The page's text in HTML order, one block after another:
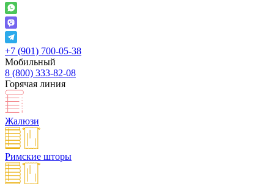
+7 (901) 700-05-38
Мобильный
8 (800) 333-82-08
Горячая линия
Жалюзи
Римские шторы